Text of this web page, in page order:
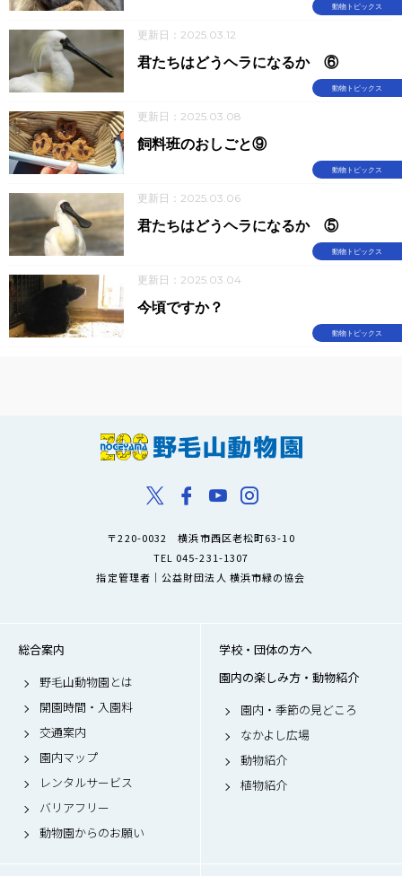
動物トピックス
更新日：2025.03.12
動物トピックス
君たちはどうヘラになるか ⑥
更新日：2025.03.08
動物トピックス
飼料班のおしごと⑨
更新日：2025.03.06
動物トピックス
君たちはどうヘラになるか ⑤
更新日：2025.03.04
動物トピックス
今頃ですか？
〒220-0032 横浜市西区老松町63-10
TEL 045-231-1307
指定管理者｜公益財団法人 横浜市緑の協会
総合案内
野毛山動物園とは
開園時間・入園料
交通案内
園内マップ
レンタルサービス
バリアフリー
動物園からのお願い
学校・団体の方へ
園内の楽しみ方・動物紹介
園内・季節の見どころ
なかよし広場
動物紹介
植物紹介